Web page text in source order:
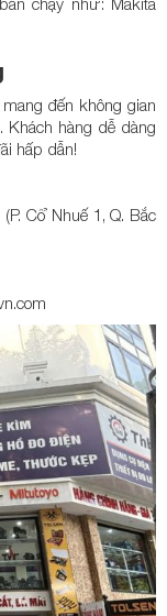
đến không gian
Khách hàng dễ dàng
hấp dẫn!
Cổ Nhuế 1, Q. Bắc